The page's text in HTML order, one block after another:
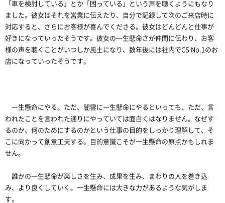
「車を検討している」とか「困っている」という声を聴くようにもなり
ました。彼女はそれを営業に伝えたり、自分で記録して次のご来店時に
対応すると、さらにお客様が喜んでくださる。彼女はどんどんと仕事が
好きになっていったそうです。彼女の一生懸命さが仲間に伝わり、お客
様の声を聴くことがいつしか風土になり、数年後には社内でCS No.1のお
店になっていったそうです。
一生懸命にやる。ただ、闇雲に一生懸命にやるといっても、ただ、言
われたことを言われた通りにやっていては面白くはなりません。なぜす
るのか、何のためにするのかという仕事の目的をしっかり理解して、そ
こに向かって創意工夫する。目的意識こそが一生懸命の原点かもしれま
せん。
誰かの一生懸命が楽しさを生み、成果を生み、まわりの人を巻き込
み、より良くしていく。一生懸命には大きな力があるような気がしま
す。